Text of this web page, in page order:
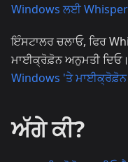
Windows ਲਈ
ਇੰਸਟਾਲਰ ਚਲਾਓ, ਫਿਰ
ਮਾਈਕ੍ਰੋਫ਼ੋਨ ਅਨੁਮਤੀ
Windows 'ਤੇ
ਅੱਗੇ ਕੀ?